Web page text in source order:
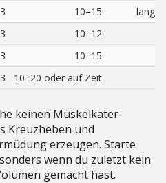
3 10–15
3
10–12
3
10–15
10–20 oder auf Zeit
keinen Muskelkater-
Kreuzheben und
erzeugen. Starte
wenn du zuletzt kein
gemacht hast.